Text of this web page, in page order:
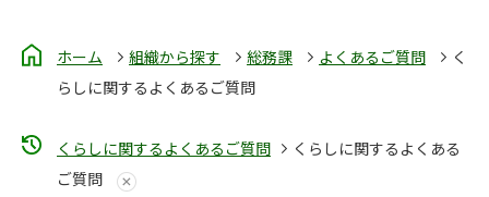
ホーム 組織から探す 総務課 よくあるご質問
く
らしに関するよくあるご質問
くらしに関するよくあるご質問
くらしに関するよくある
ご質問